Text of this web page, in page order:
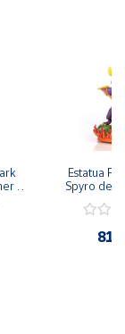
que podrían
el niño/a.
Estatua
Spyro del
los
cm